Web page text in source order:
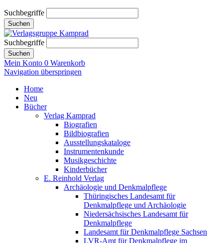
Suchbegriffe
Suchen
Suchbegriffe
Suchen
Mein Konto 0 Warenkorb
Navigation überspringen
Home
Neu
Bücher
Verlag Kamprad
Biografien
Bildbiografien
Ausstellungskataloge
Instrumentenkunde
Musikgeschichte
Kinderbücher
E. Reinhold Verlag
Archäologie und Denkmalpflege
Thüringisches Landesamt für
Denkmalpflege und Archäologie
Niedersächsisches Landesamt für
Denkmalpflege
Landesamt für Denkmalpflege Sachsen
LVR-Amt für Denkmalpflege im